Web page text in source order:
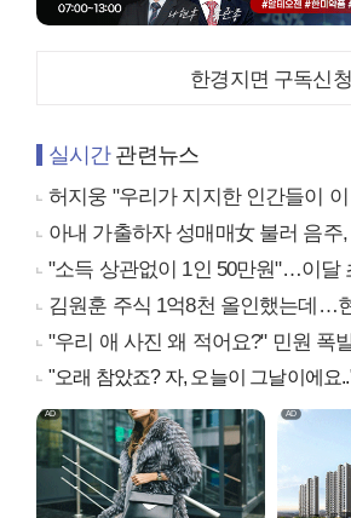
한경지면 구독신청
실시간관련뉴스
허지웅 "우리가 지지한 인간들이 이 꼴
아내 가출하자 성매매女 불러 음주
"소득 상관없이 1인 50만원"…이달
김원훈 주식 1억8천 올인했는데…
"우리 애 사진 왜 적어요?" 민원 폭
"오래 참았죠? 자, 오늘이 그날이에요